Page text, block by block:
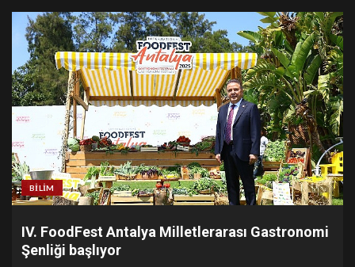
BILIM
IV. FoodFest Antalya Milletlerarası Gastronomi
Şenliği başlıyor